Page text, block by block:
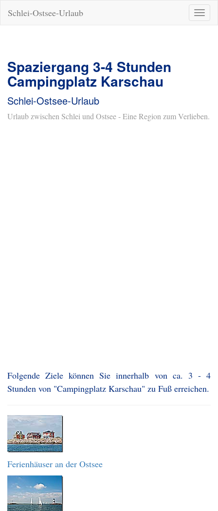
ein-/
Schlei-Ostsee-Urlaub
Spaziergang 3-4 Stunden
Campingplatz Karschau
Schlei-Ostsee-Urlaub
Urlaub zwischen Schlei und Ostsee - Eine Region zum Verlieben.
Folgende Ziele können Sie innerhalb von ca. 3 - 4
Stunden von "Campingplatz Karschau" zu Fuß erreichen.
Ferienhäuser an der Ostsee